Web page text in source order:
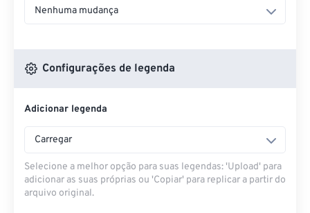
Nenhuma mudança
Configurações de legenda
Adicionar legenda
Carregar
Selecione a melhor opção para suas legendas: 'Upload' para
adicionar as suas próprias ou 'Copiar' para replicar a partir do
arquivo original.